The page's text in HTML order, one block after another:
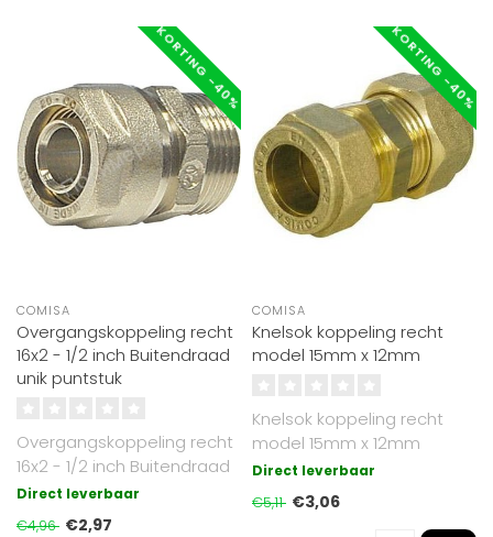
KORTING -40%
COMISA
Overgangskoppeling recht
16x2 - 1/2 inch Buitendraad
unik puntstuk
Overgangskoppeling recht
16x2 - 1/2 inch Buitendraad
unik puntstuk..
Direct leverbaar
€4,96 €2,97
KORTING -40%
COMISA
Knelsok koppeling recht
model 15mm x 12mm
Knelsok koppeling recht
model 15mm x 12mm
Direct leverbaar
€5,11 €3,06